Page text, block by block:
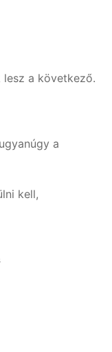
lesz a következő.
a
kell,